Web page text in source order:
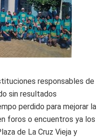
responsables de
sin resultados
perdido para mejorar la
foros o encuentros ya los
de La Cruz Vieja y